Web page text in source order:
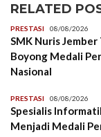
RELATED
PRESTASI 08/08/2026
SMK Nuris
Boyong Medali
Nasional
PRESTASI 08/08/2026
Spesialis
Menjadi Medali